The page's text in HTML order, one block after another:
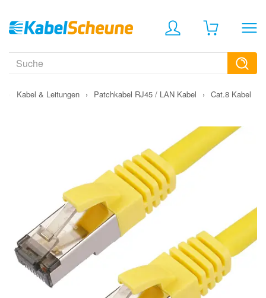
Kabel & Leitungen › Patchkabel RJ45 / LAN Kabel › Cat.8 Kabel